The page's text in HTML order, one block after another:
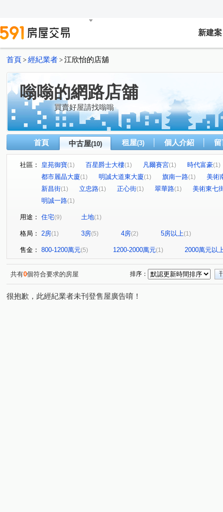
新建案
首頁 > 經紀業者 > 江欣怡的店舖
嗡嗡的網路店舖
買賣好屋請找嗡嗡
首頁 中古屋(10) 租屋(3) 個人介紹
社區： 皇苑御寶(1) 百星爵士大樓(1) 凡爾賽宮(1) 時代富豪(1)
都市麗晶大廈(1) 明誠大道東大廈(1) 旗南一路(1)
美術
新昌街(1) 立忠路(1) 正心街(1) 翠華路(1)
美術東七
明誠一路(1)
用途： 住宅(9) 土地(1)
格局： 2房(1) 3房(5) 4房(2) 5房以上(1)
售金： 800-1200萬元(5) 1200-2000萬元(1) 2000萬元以
共有0個符合要求的房屋 排序：
很抱歉，此經紀業者未刊登售屋廣告唷！